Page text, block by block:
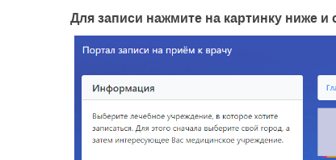
Для записи нажмите на картинку ниже